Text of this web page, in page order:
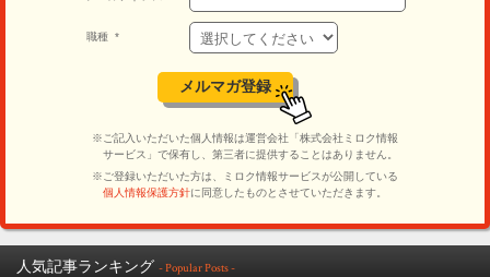
人気記事ランキング - Popular Posts -